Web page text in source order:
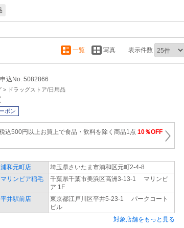
一覧 写真 表示件数
申込No. 5082866
> ドラッグストア/日用品
ポン
込500円以上お買上で食品・飲料を除く商品1点 10％OFF
和元町店
埼玉県さいたま市浦和区元町2-4-8
リンピア稲毛
千葉県千葉市美浜区高洲3-13-1 マリンピ
ア 1F
井駅前店
東京都江戸川区平井5-23-1 パークコート
ビル
対象店舗をもっと見る